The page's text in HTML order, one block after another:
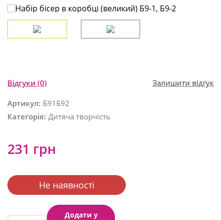
Відгуки (0) Залишити відгук
Артикул: Б91Б92
Категорія: Дитяча творчість
231 грн
Не наявності
Додати у